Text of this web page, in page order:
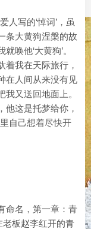
人写的‘悼词’，虽
条大黄狗涅槃的故
唤他‘大黄狗’。
着我在天际旅行，
在人间从来没有见
又送回地面上。
他这是托梦给你，
自己想着尽快开
命名，第一章：青
老板赵李红开的青